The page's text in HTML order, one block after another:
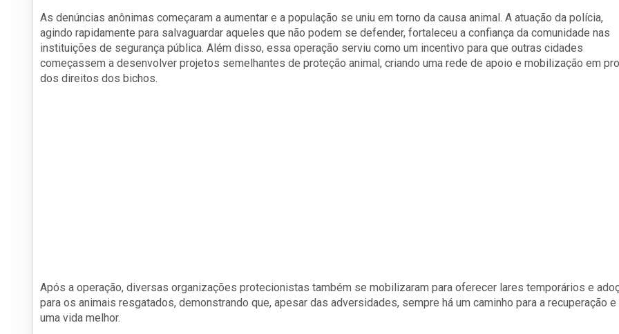
As denúncias anônimas começaram a aumentar e a população se uniu em torno da causa animal. A atuação da polícia,
agindo rapidamente para salvaguardar aqueles que não podem se defender, fortaleceu a confiança da comunidade nas
instituições de segurança pública. Além disso, essa operação serviu como um incentivo para que outras cidades
começassem a desenvolver projetos semelhantes de proteção animal, criando uma rede de apoio e mobilização em
dos direitos dos bichos.
Após a operação, diversas organizações protecionistas também se mobilizaram para oferecer lares temporários e
para os animais resgatados, demonstrando que, apesar das adversidades, sempre há um caminho para a recuperação e
uma vida melhor.